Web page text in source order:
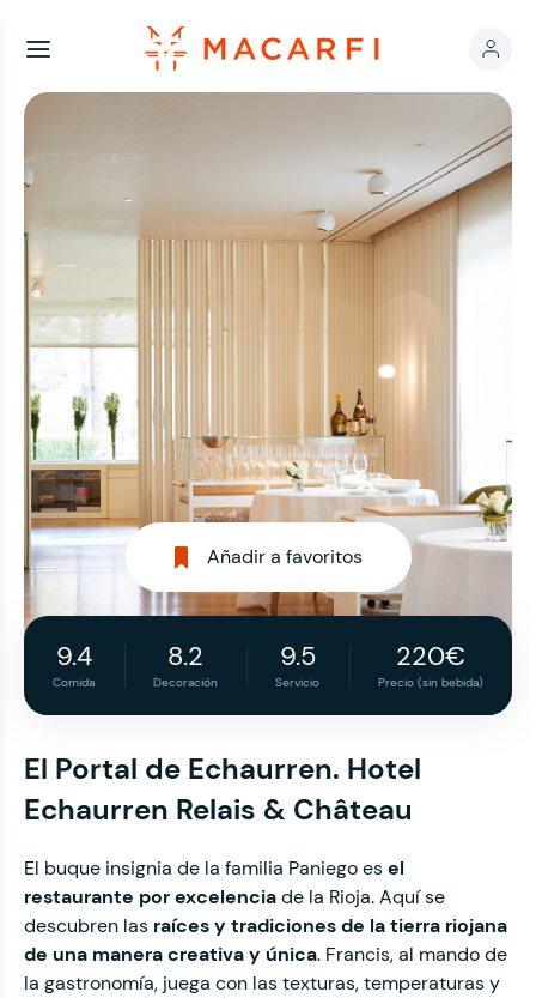
Añadir a favoritos
9.4
Comida
8.2
Decoración
9.5
Servicio
220€
Precio (sin bebida)
El Portal de Echaurren. Hotel
Echaurren Relais & Château
El buque insignia de la familia Paniego esel
restaurante por excelenciade la Rioja. Aquí se
descubren las raíces y tradiciones de la tierra riojana
de una manera creativa y única. Francis, al mando de
la gastronomía, juega con las texturas, temperaturas y